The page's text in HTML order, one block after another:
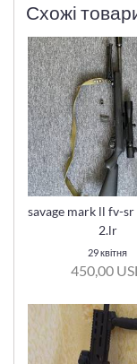
Схожі
savage mark ll fv-sr
2.lr
29 квітня
450,00